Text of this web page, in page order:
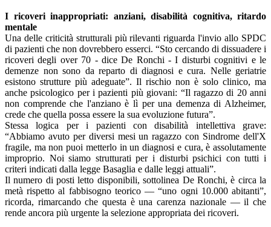
I ricoveri inappropriati: anziani, disabilità cognitiva, ritardo
mentale
Una delle criticità strutturali più rilevanti riguarda l'invio allo SPDC
di pazienti che non dovrebbero esserci. “Sto cercando di dissuadere i
ricoveri degli over 70 - dice De Ronchi - I disturbi cognitivi e le
demenze non sono da reparto di diagnosi e cura. Nelle geriatrie
esistono strutture più adeguate”. Il rischio non è solo clinico, ma
anche psicologico per i pazienti più giovani: “Il ragazzo di 20 anni
non comprende che l'anziano è lì per una demenza di Alzheimer,
crede che quella possa essere la sua evoluzione futura”.
Stessa logica per i pazienti con disabilità intellettiva grave:
“Abbiamo avuto per diversi mesi un ragazzo con Sindrome dell'X
fragile, ma non puoi metterlo in un diagnosi e cura, è assolutamente
improprio. Noi siamo strutturati per i disturbi psichici con tutti i
criteri indicati dalla legge Basaglia e dalle leggi attuali”.
Il numero di posti letto disponibili, sottolinea De Ronchi, è circa la
metà rispetto al fabbisogno teorico — “uno ogni 10.000 abitanti”,
ricorda, rimarcando che questa è una carenza nazionale — il che
rende ancora più urgente la selezione appropriata dei ricoveri.